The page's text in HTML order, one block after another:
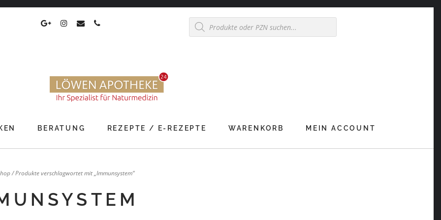
Products
search
BERATUNG REZEPTE / E-REZEPTE WARENKORB MEIN ACCOUNT
/ Produkte verschlagwortet mit „Immunsystem“